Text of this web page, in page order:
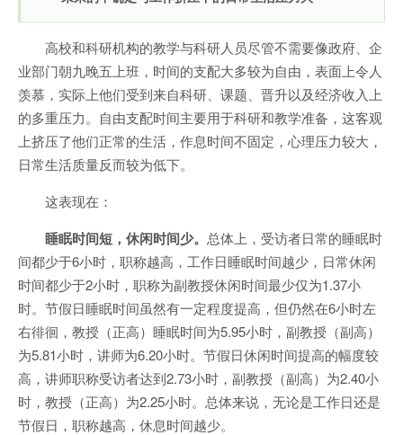
高校和科研机构的教学与科研人员尽管不需要像政府、企
业部门朝九晚五上班，时间的支配大多较为自由，表面上令人
羡慕，实际上他们受到来自科研、课题、晋升以及经济收入上
的多重压力。自由支配时间主要用于科研和教学准备，这客观
上挤压了他们正常的生活，作息时间不固定，心理压力较大，
日常生活质量反而较为低下。
这表现在：
睡眠时间短，休闲时间少。 总体上，受访者日常的睡眠时
间都少于6小时，职称越高，工作日睡眠时间越少，日常休闲
时间都少于2小时，职称为副教授休闲时间最少仅为1.37小
时。节假日睡眠时间虽然有一定程度提高，但仍然在6小时左
右徘徊，教授（正高）睡眠时间为5.95小时，副教授（副高）
为5.81小时，讲师为6.20小时。节假日休闲时间提高的幅度较
高，讲师职称受访者达到2.73小时，副教授（副高）为2.40小
时，教授（正高）为2.25小时。总体来说，无论是工作日还是
节假日，职称越高，休息时间越少。